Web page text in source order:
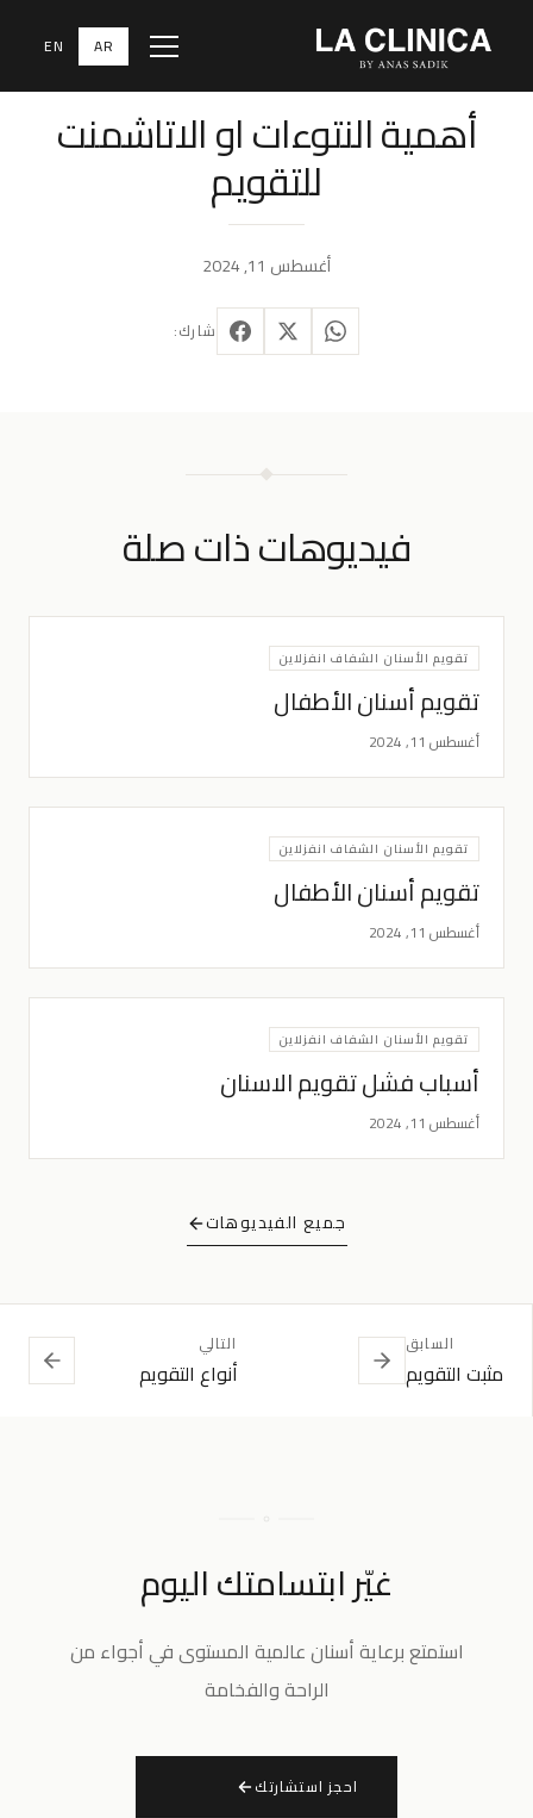
Menu
AR
EN
تقويم الأسنان الشفاف انفزلاين
أهمية النتوءات او الاتاشمنت
للتقويم
أغسطس 11, 2024
شارك:
فيديوهات ذات صلة
تقويم الأسنان الشفاف انفزلاين
تقويم أسنان الأطفال
أغسطس 11, 2024
تقويم الأسنان الشفاف انفزلاين
تقويم أسنان الأطفال
أغسطس 11, 2024
تقويم الأسنان الشفاف انفزلاين
أسباب فشل تقويم الاسنان
أغسطس 11, 2024
جميع الفيديوهات
السابق
مثبت التقويم
التالي
أنواع التقويم
غيّر ابتسامتك اليوم
استمتع برعاية أسنان عالمية المستوى في أجواء من
الراحة والفخامة
احجز استشارتك